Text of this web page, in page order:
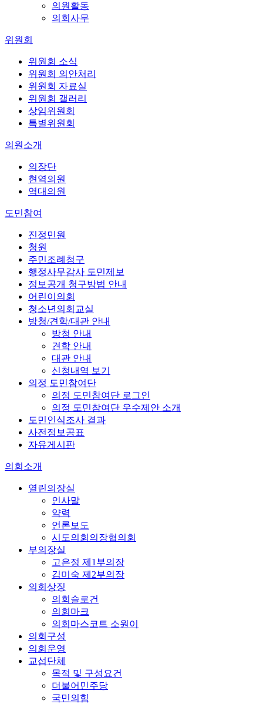
의원활동
의회사무
위원회
위원회 소식
위원회 의안처리
위원회 자료실
위원회 갤러리
상임위원회
특별위원회
의원소개
의장단
현역의원
역대의원
도민참여
진정민원
청원
주민조례청구
행정사무감사 도민제보
정보공개 청구방법 안내
어린이의회
청소년의회교실
방청/견학/대관 안내
방청 안내
견학 안내
대관 안내
신청내역 보기
의정 도민참여단
의정 도민참여단 로그인
의정 도민참여단 우수제안 소개
도민인식조사 결과
사전정보공표
자유게시판
의회소개
열린의장실
인사말
약력
언론보도
시도의회의장협의회
부의장실
고은정 제1부의장
김미숙 제2부의장
의회상징
의회슬로건
의회마크
의회마스코트 소원이
의회구성
의회운영
교섭단체
목적 및 구성요건
더불어민주당
국민의힘